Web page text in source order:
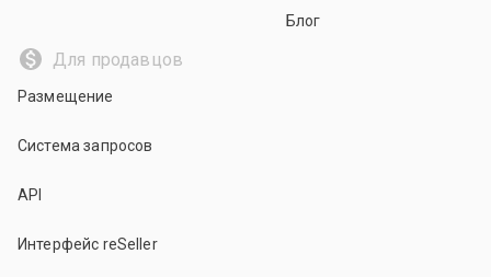
Блог
Для продавцов
Размещение
Система запросов
API
Интерфейс reSeller